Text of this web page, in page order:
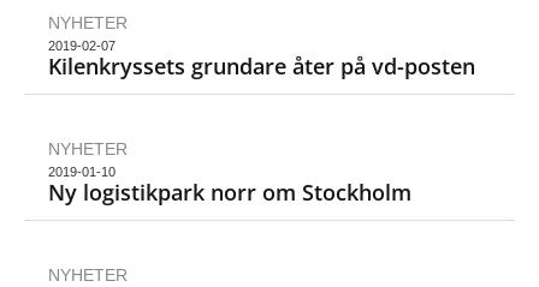
NYHETER
2019-02-07
Kilenkryssets grundare åter på vd-posten
NYHETER
2019-01-10
Ny logistikpark norr om Stockholm
NYHETER